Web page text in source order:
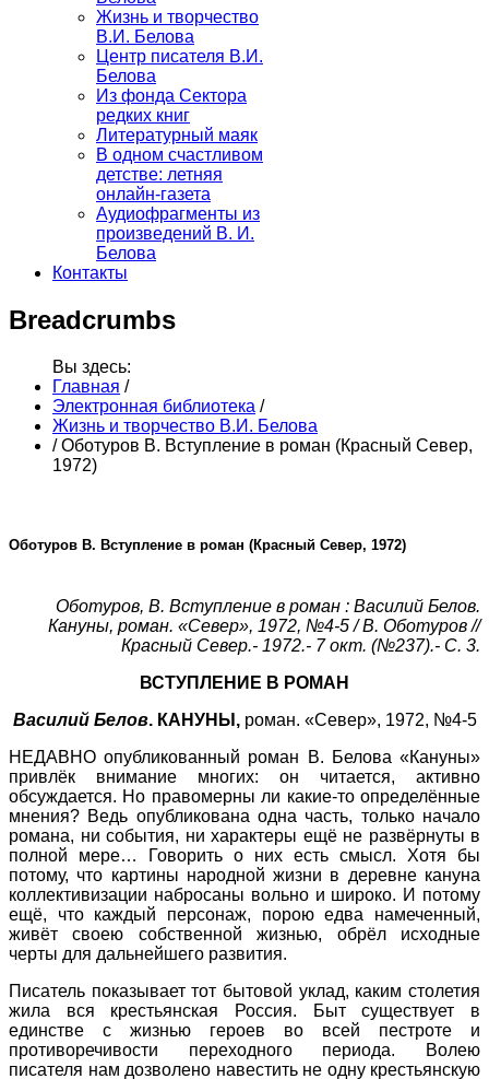
Жизнь и творчество
В.И. Белова
Центр писателя В.И.
Белова
Из фонда Сектора
редких книг
Литературный маяк
В одном счастливом
детстве: летняя
онлайн-газета
Аудиофрагменты из
произведений В. И.
Белова
Контакты
Breadcrumbs
Вы здесь:
Главная /
Электронная библиотека /
Жизнь и творчество В.И. Белова
/ Оботуров В. Вступление в роман (Красный Север,
1972)
Оботуров В. Вступление в роман (Красный Север, 1972)
Оботуров, В. Вступление в роман : Василий Белов.
Кануны, роман. «Север», 1972, №4-5 / В. Оботуров //
Красный Север.- 1972.- 7 окт. (№237).- С. 3.
ВСТУПЛЕНИЕ В РОМАН
Василий Белов. КАНУНЫ, роман. «Север», 1972, №4-5
НЕДАВНО опубликованный роман В. Белова «Кануны»
привлёк внимание многих: он читается, активно
обсуждается. Но правомерны ли какие-то определённые
мнения? Ведь опубликована одна часть, только начало
романа, ни события, ни характеры ещё не развёрнуты в
полной мере… Говорить о них есть смысл. Хотя бы
потому, что картины народной жизни в деревне кануна
коллективизации набросаны вольно и широко. И потому
ещё, что каждый персонаж, порою едва намеченный,
живёт своею собственной жизнью, обрёл исходные
черты для дальнейшего развития.
Писатель показывает тот бытовой уклад, каким столетия
жила вся крестьянская Россия. Быт существует в
единстве с жизнью героев во всей пестроте и
противоречивости переходного периода. Волею
писателя нам дозволено навестить не одну крестьянскую